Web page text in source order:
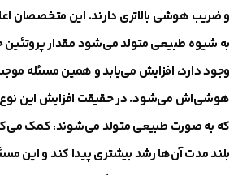
و ضریب هوشی بالاتری دارند. این متخصصان
به شیوه طبیعی متولد می‌شود مقدار پروتئین
وجود دارد، افزایش می‌یابد و همین مسئله
هوشی‌اش می‌شود. در حقیقت افزایش این نوع
که به صورت طبیعی متولد می‌شوند، کمک
بلند مدت آن‌ها رشد بیشتری پیدا کند و این